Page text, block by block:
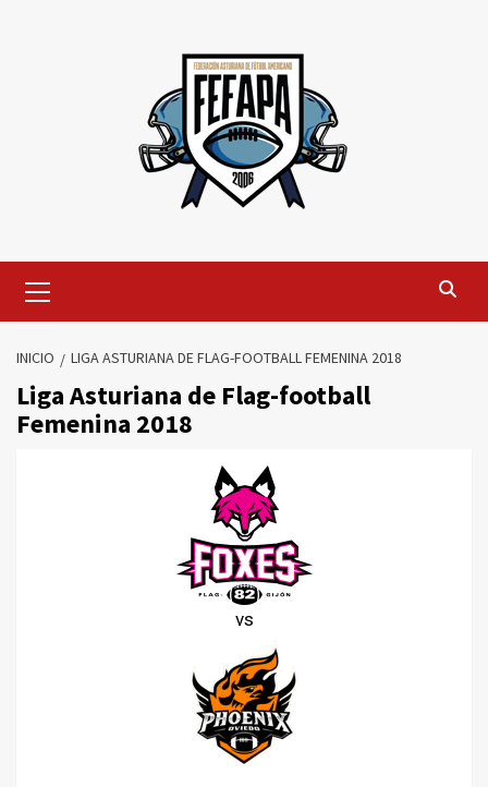
primario
INICIO LIGA ASTURIANA DE FLAG-FOOTBALL FEMENINA 2018
Liga Asturiana de Flag-football
Femenina 2018
vs